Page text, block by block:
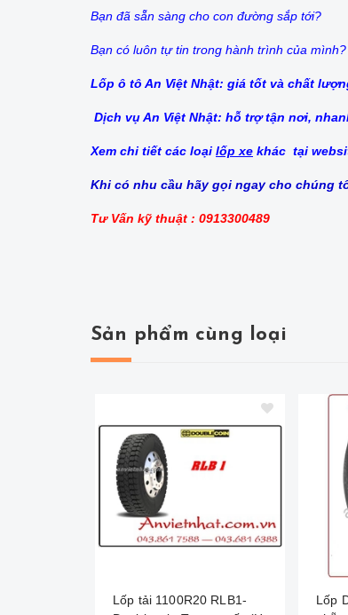
Bạn đã sẵn sàng cho con đường sắp tới?
Bạn có luôn tự tin trong hành trình của mình?
Lốp ô tô An Việt Nhật: giá tốt và chất
Dịch vụ An Việt Nhật: hỗ trợ tận nơi,
Xem chi tiết các loại lốp xe khác tại
Khi có nhu cầu hãy gọi ngay cho chúng
Tư Vấn kỹ thuật : 0913300489
Sản phẩm cùng loại
Lốp tải 1100R20 RLB1-
Lốp